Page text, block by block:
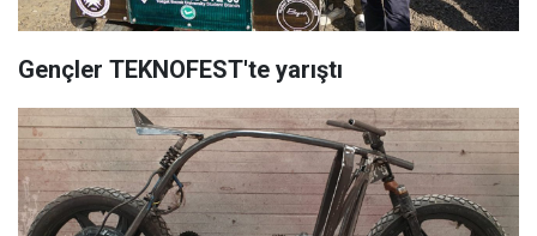
Gençler TEKNOFEST'te yarıştı